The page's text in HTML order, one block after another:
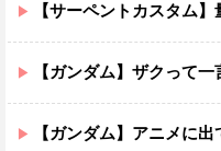
【サーペントカスタム】量
【ガンダム】ザクって一言で
【ガンダム】アニメに出て